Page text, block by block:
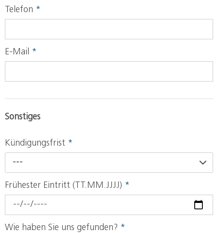
Telefon *
E-Mail *
Sonstiges
Kündigungsfrist *
---
Frühester Eintritt (TT.MM.JJJJ) *
Wie haben Sie uns gefunden? *